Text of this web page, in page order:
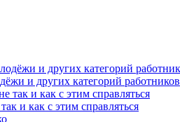
и других категорий работников
и как с этим справляться